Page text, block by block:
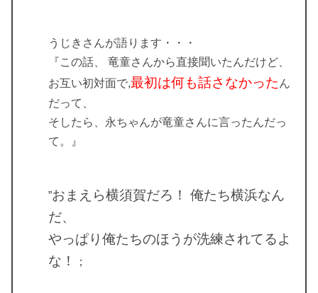
うじきさんが語ります・・・
『この話、 竜童さんから直接聞いたんだけど、
お互い初対面で,最初は何も話さなかった ん
だって、
そしたら、永ちゃんが竜童さんに言ったんだっ
て。』
”おまえら横須賀だろ！ 俺たち横浜なん
だ、
やっぱり俺たちのほうが洗練されてるよ
な！
；